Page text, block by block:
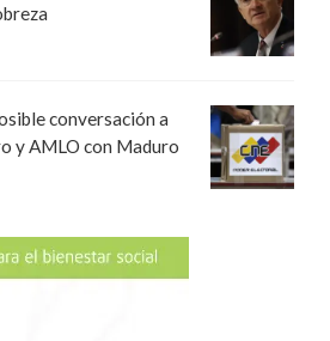
conversación a
y AMLO con Maduro